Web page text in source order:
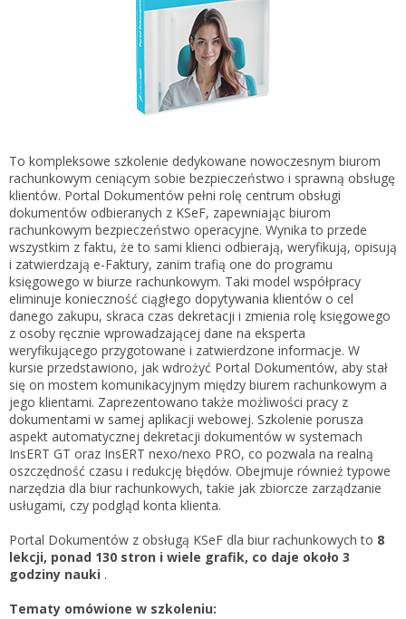
Gestor nexo PRO krok po kroku
KSeF w Subiekcie GT
KSeF w Subiekcie nexo/nexo PRO
KSeF w Rachmistrzu i Rewizorze nexo/nexo PRO
KSeF w Rachmistrzu i Rewizorze GT
Portal Dokumentów z obsługą KSeF dla biur
rachunkowych
Logowanie do Akademi InsERT
Login
Hasło
Zapomniałem hasła
Nie masz konta
Zarejestruj
To kompleksowe szkolenie dedykowane nowoczesnym biurom
rachunkowym ceniącym sobie bezpieczeństwo i sprawną obsługę
klientów. Portal Dokumentów pełni rolę centrum obsługi
dokumentów odbieranych z KSeF, zapewniając biurom
rachunkowym bezpieczeństwo operacyjne. Wynika to przede
wszystkim z faktu, że to sami klienci odbierają, weryfikują, opisują
i zatwierdzają e-Faktury, zanim trafią one do programu
księgowego w biurze rachunkowym. Taki model współpracy
eliminuje konieczność ciągłego dopytywania klientów o cel
danego zakupu, skraca czas dekretacji i zmienia rolę księgowego
z osoby ręcznie wprowadzającej dane na eksperta
weryfikującego przygotowane i zatwierdzone informacje. W
kursie przedstawiono, jak wdrożyć Portal Dokumentów, aby stał
się on mostem komunikacyjnym między biurem rachunkowym a
jego klientami. Zaprezentowano także możliwości pracy z
dokumentami w samej aplikacji webowej. Szkolenie porusza
aspekt automatycznej dekretacji dokumentów w systemach
InsERT GT oraz InsERT nexo/nexo PRO, co pozwala na realną
oszczędność czasu i redukcję błędów. Obejmuje również typowe
narzędzia dla biur rachunkowych, takie jak zbiorcze zarządzanie
usługami, czy podgląd konta klienta.
Portal Dokumentów z obsługą KSeF dla biur rachunkowych to 8
lekcji, ponad 130 stron i wiele grafik, co daje około 3
godziny nauki .
Tematy omówione w szkoleniu: